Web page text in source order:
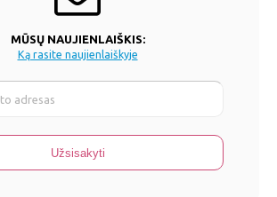
MŪSŲ NAUJIENLAIŠKIS:
Ką rasite naujienlaiškyje